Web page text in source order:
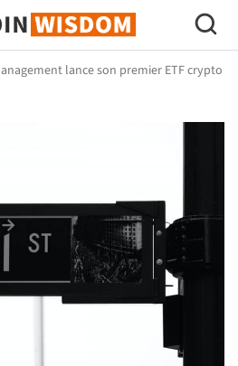
Sagesse
lance son premier ETF crypto